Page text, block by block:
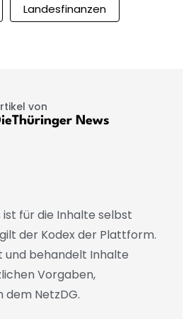
Landesfinanzen
von
News
ist für die Inhalte selbst
der Kodex der Plattform.
behandelt Inhalte
Vorgaben,
dem NetzDG.